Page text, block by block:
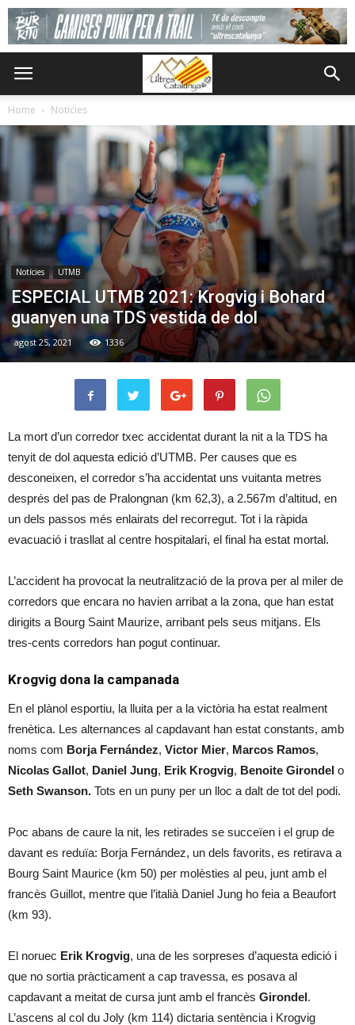
Home Notícies
Notícies UTMB
ESPECIAL UTMB 2021: Krogvig i Bohard
guanyen una TDS vestida de dol
agost 25, 2021 1336
La mort d’un corredor txec accidentat durant la nit a la TDS ha
tenyit de dol aquesta edició d’UTMB. Per causes que es
desconeixen, el corredor s’ha accidentat uns vuitanta metres
després del pas de Pralongnan (km 62,3), a 2.567m d’altitud, en
un dels passos més enlairats del recorregut. Tot i la ràpida
evacuació i trasllat al centre hospitalari, el final ha estat mortal.
L’accident ha provocat la neutralització de la prova per al miler de
corredors que encara no havien arribat a la zona, que han estat
dirigits a Bourg Saint Maurize, arribant pels seus mitjans. Els
tres-cents corredors han pogut continuar.
Krogvig dona la campanada
En el plànol esportiu, la lluita per a la victòria ha estat realment
frenètica. Les alternances al capdavant han estat constants, amb
noms com Borja Fernández, Victor Mier, Marcos Ramos,
Nicolas Gallot, Daniel Jung, Erik Krogvig, Benoite Girondel o
Seth Swanson. Tots en un puny per un lloc a dalt de tot del podi.
Poc abans de caure la nit, les retirades se succeïen i el grup de
davant es reduïa: Borja Fernández, un dels favorits, es retirava a
Bourg Saint Maurice (km 50) per molèsties al peu, junt amb el
francès Guillot, mentre que l’italià Daniel Jung ho feia a Beaufort
(km 93).
El noruec Erik Krogvig, una de les sorpreses d’aquesta edició i
que no sortia pràcticament a cap travessa, es posava al
capdavant a meitat de cursa junt amb el francès Girondel.
L’ascens al col du Joly (km 114) dictaria sentència i Krogvig